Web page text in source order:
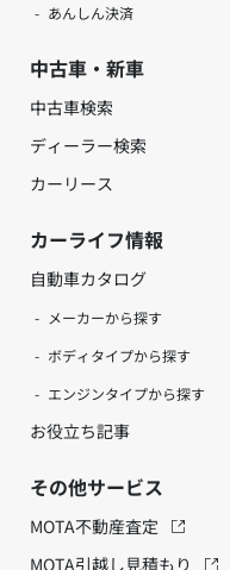
あんしん決済
中古車・新車
中古車検索
ディーラー検索
カーリース
カーライフ情報
自動車カタログ
メーカーから探す
ボディタイプから探す
エンジンタイプから探す
お役立ち記事
その他サービス
MOTA不動産査定
MOTA引越し見積もり